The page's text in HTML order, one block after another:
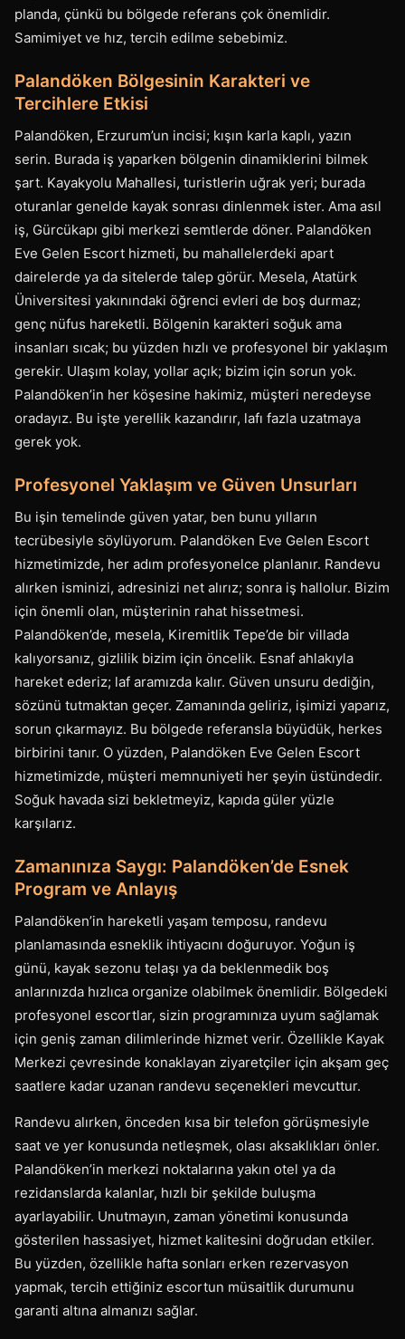
planda, çünkü bu bölgede referans çok önemlidir.
Samimiyet ve hız, tercih edilme sebebimiz.
Palandöken Bölgesinin Karakteri ve
Tercihlere Etkisi
Palandöken, Erzurum’un incisi; kışın karla kaplı, yazın
serin. Burada iş yaparken bölgenin dinamiklerini bilmek
şart. Kayakyolu Mahallesi, turistlerin uğrak yeri; burada
oturanlar genelde kayak sonrası dinlenmek ister. Ama asıl
iş, Gürcükapı gibi merkezi semtlerde döner. Palandöken
Eve Gelen Escort hizmeti, bu mahallelerdeki apart
dairelerde ya da sitelerde talep görür. Mesela, Atatürk
Üniversitesi yakınındaki öğrenci evleri de boş durmaz;
genç nüfus hareketli. Bölgenin karakteri soğuk ama
insanları sıcak; bu yüzden hızlı ve profesyonel bir yaklaşım
gerekir. Ulaşım kolay, yollar açık; bizim için sorun yok.
Palandöken’in her köşesine hakimiz, müşteri neredeyse
oradayız. Bu işte yerellik kazandırır, lafı fazla uzatmaya
gerek yok.
Profesyonel Yaklaşım ve Güven Unsurları
Bu işin temelinde güven yatar, ben bunu yılların
tecrübesiyle söylüyorum. Palandöken Eve Gelen Escort
hizmetimizde, her adım profesyonelce planlanır. Randevu
alırken isminizi, adresinizi net alırız; sonra iş hallolur. Bizim
için önemli olan, müşterinin rahat hissetmesi.
Palandöken’de, mesela, Kiremitlik Tepe’de bir villada
kalıyorsanız, gizlilik bizim için öncelik. Esnaf ahlakıyla
hareket ederiz; laf aramızda kalır. Güven unsuru dediğin,
sözünü tutmaktan geçer. Zamanında geliriz, işimizi yaparız,
sorun çıkarmayız. Bu bölgede referansla büyüdük, herkes
birbirini tanır. O yüzden, Palandöken Eve Gelen Escort
hizmetimizde, müşteri memnuniyeti her şeyin üstündedir.
Soğuk havada sizi bekletmeyiz, kapıda güler yüzle
karşılarız.
Zamanınıza Saygı: Palandöken’de Esnek
Program ve Anlayış
Palandöken’in hareketli yaşam temposu, randevu
planlamasında esneklik ihtiyacını doğuruyor. Yoğun iş
günü, kayak sezonu telaşı ya da beklenmedik boş
anlarınızda hızlıca organize olabilmek önemlidir. Bölgedeki
profesyonel escortlar, sizin programınıza uyum sağlamak
için geniş zaman dilimlerinde hizmet verir. Özellikle Kayak
Merkezi çevresinde konaklayan ziyaretçiler için akşam geç
saatlere kadar uzanan randevu seçenekleri mevcuttur.
Randevu alırken, önceden kısa bir telefon görüşmesiyle
saat ve yer konusunda netleşmek, olası aksaklıkları önler.
Palandöken’in merkezi noktalarına yakın otel ya da
rezidanslarda kalanlar, hızlı bir şekilde buluşma
ayarlayabilir. Unutmayın, zaman yönetimi konusunda
gösterilen hassasiyet, hizmet kalitesini doğrudan etkiler.
Bu yüzden, özellikle hafta sonları erken rezervasyon
yapmak, tercih ettiğiniz escortun müsaitlik durumunu
garanti altına almanızı sağlar.